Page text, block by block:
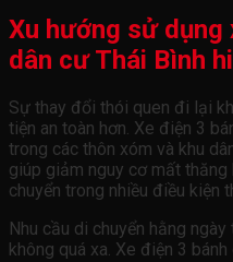
Xu hướng sử
dân cư Thái Bình
Sự thay đổi thói quen đi lại
tiện an toàn hơn. Xe điện 3
trong các thôn xóm và khu
giúp giảm nguy cơ mất
chuyển trong nhiều điều kiện
Nhu cầu di chuyển hằng
không quá xa. Xe điện 3